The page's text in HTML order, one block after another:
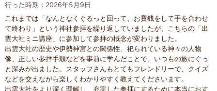
行った時期：2026年5月9日
これまでは「なんとなくぐるっと回って、お賽銭をして手を合わせ
て終わり」という神社参拝を繰り返していましたが、こちらの「出
雲大社ミニ講座」に参加して参拝の概念が変わりました。
出雲大社の歴史や伊勢神宮との関係性、祀られている神々の人物
像、正しい参拝手順などを事前に学んだことで、いつもの旅にぐっ
と深みが出ました。スタッフさんもとてもフレンドリーで、クイズ
などを交えながら楽しくわかりやすく教えてくださいます。
出雲大社をより深く理解し、充実した参拝にするために本当におす